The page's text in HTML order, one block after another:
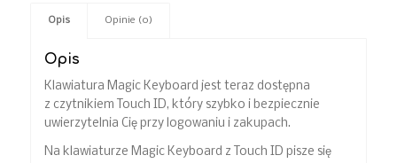
Opis Opinie (0)
Opis
Klawiatura Magic Keyboard jest teraz dostępna
z czytnikiem Touch ID, który szybko i bezpiecznie
uwierzytelnia Cię przy logowaniu i zakupach.
Na klawiaturze Magic Keyboard z Touch ID pisze się